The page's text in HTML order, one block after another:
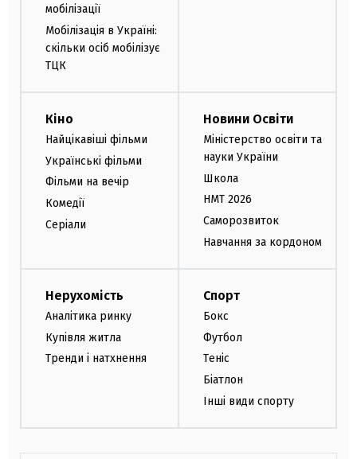
мобілізації
Мобілізація в Україні:
скільки осіб мобілізує
ТЦК
Кіно
Найцікавіші фільми
Українські фільми
Фільми на вечір
Комедії
Серіали
Новини Освіти
Міністерство освіти та
науки України
Школа
НМТ 2026
Саморозвиток
Навчання за кордоном
Нерухомість
Аналітика ринку
Купівля житла
Тренди і натхнення
Спорт
Бокс
Футбол
Теніс
Біатлон
Інші види спорту